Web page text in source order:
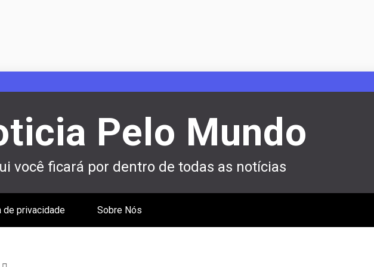
Pelo Mundo
você ficará por dentro de todas as notícias
de privacidade Sobre Nós